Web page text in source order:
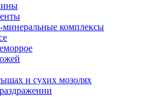
комплексы
и сухих мозолях